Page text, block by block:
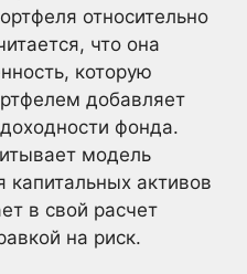
относительно
что она
которую
добавляет
фонда.
модель
капитальных активов
в свой расчет
на риск.